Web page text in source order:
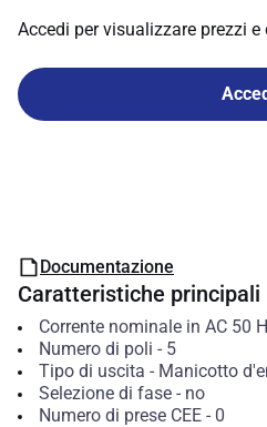
Accedi per visualizzare prezzi
Documentazione
Caratteristiche principali
Corrente nominale in AC 50
Numero di poli - 5
Tipo di uscita - Manicotto
Selezione di fase- no
Numero di prese CEE- 0